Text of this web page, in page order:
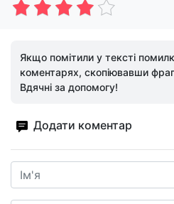
Якщо помітили у тексті
коментарях, скопіювавши
Вдячні за допомогу!
Додати коментар